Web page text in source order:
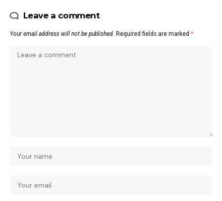
Leave a comment
Your email address will not be published. Required fields are marked *